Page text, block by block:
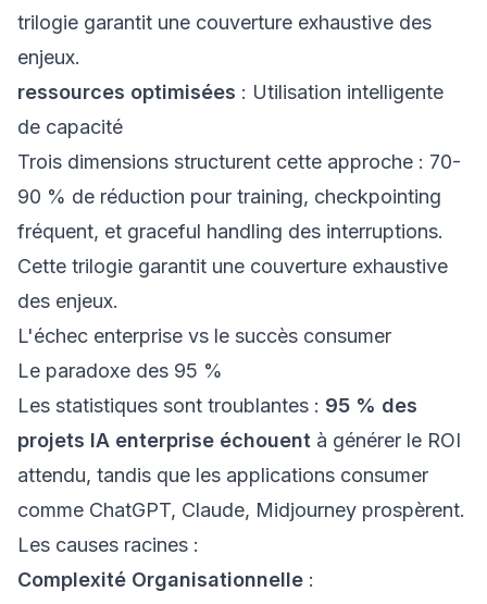
trilogie garantit une couverture exhaustive des
enjeux.
ressources optimisées : Utilisation intelligente
de capacité
Trois dimensions structurent cette approche : 70-
90 % de réduction pour training, checkpointing
fréquent, et graceful handling des interruptions.
Cette trilogie garantit une couverture exhaustive
des enjeux.
L'échec enterprise vs le succès consumer
Le paradoxe des 95 %
Les statistiques sont troublantes : 95 % des
projets IA enterprise échouent à générer le ROI
attendu, tandis que les applications consumer
comme ChatGPT, Claude, Midjourney prospèrent.
Les causes racines :
Complexité Organisationnelle :